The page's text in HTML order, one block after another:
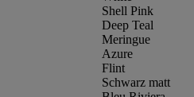
Shell Pink
Deep Teal
Meringue
Azure
Flint
Schwarz matt